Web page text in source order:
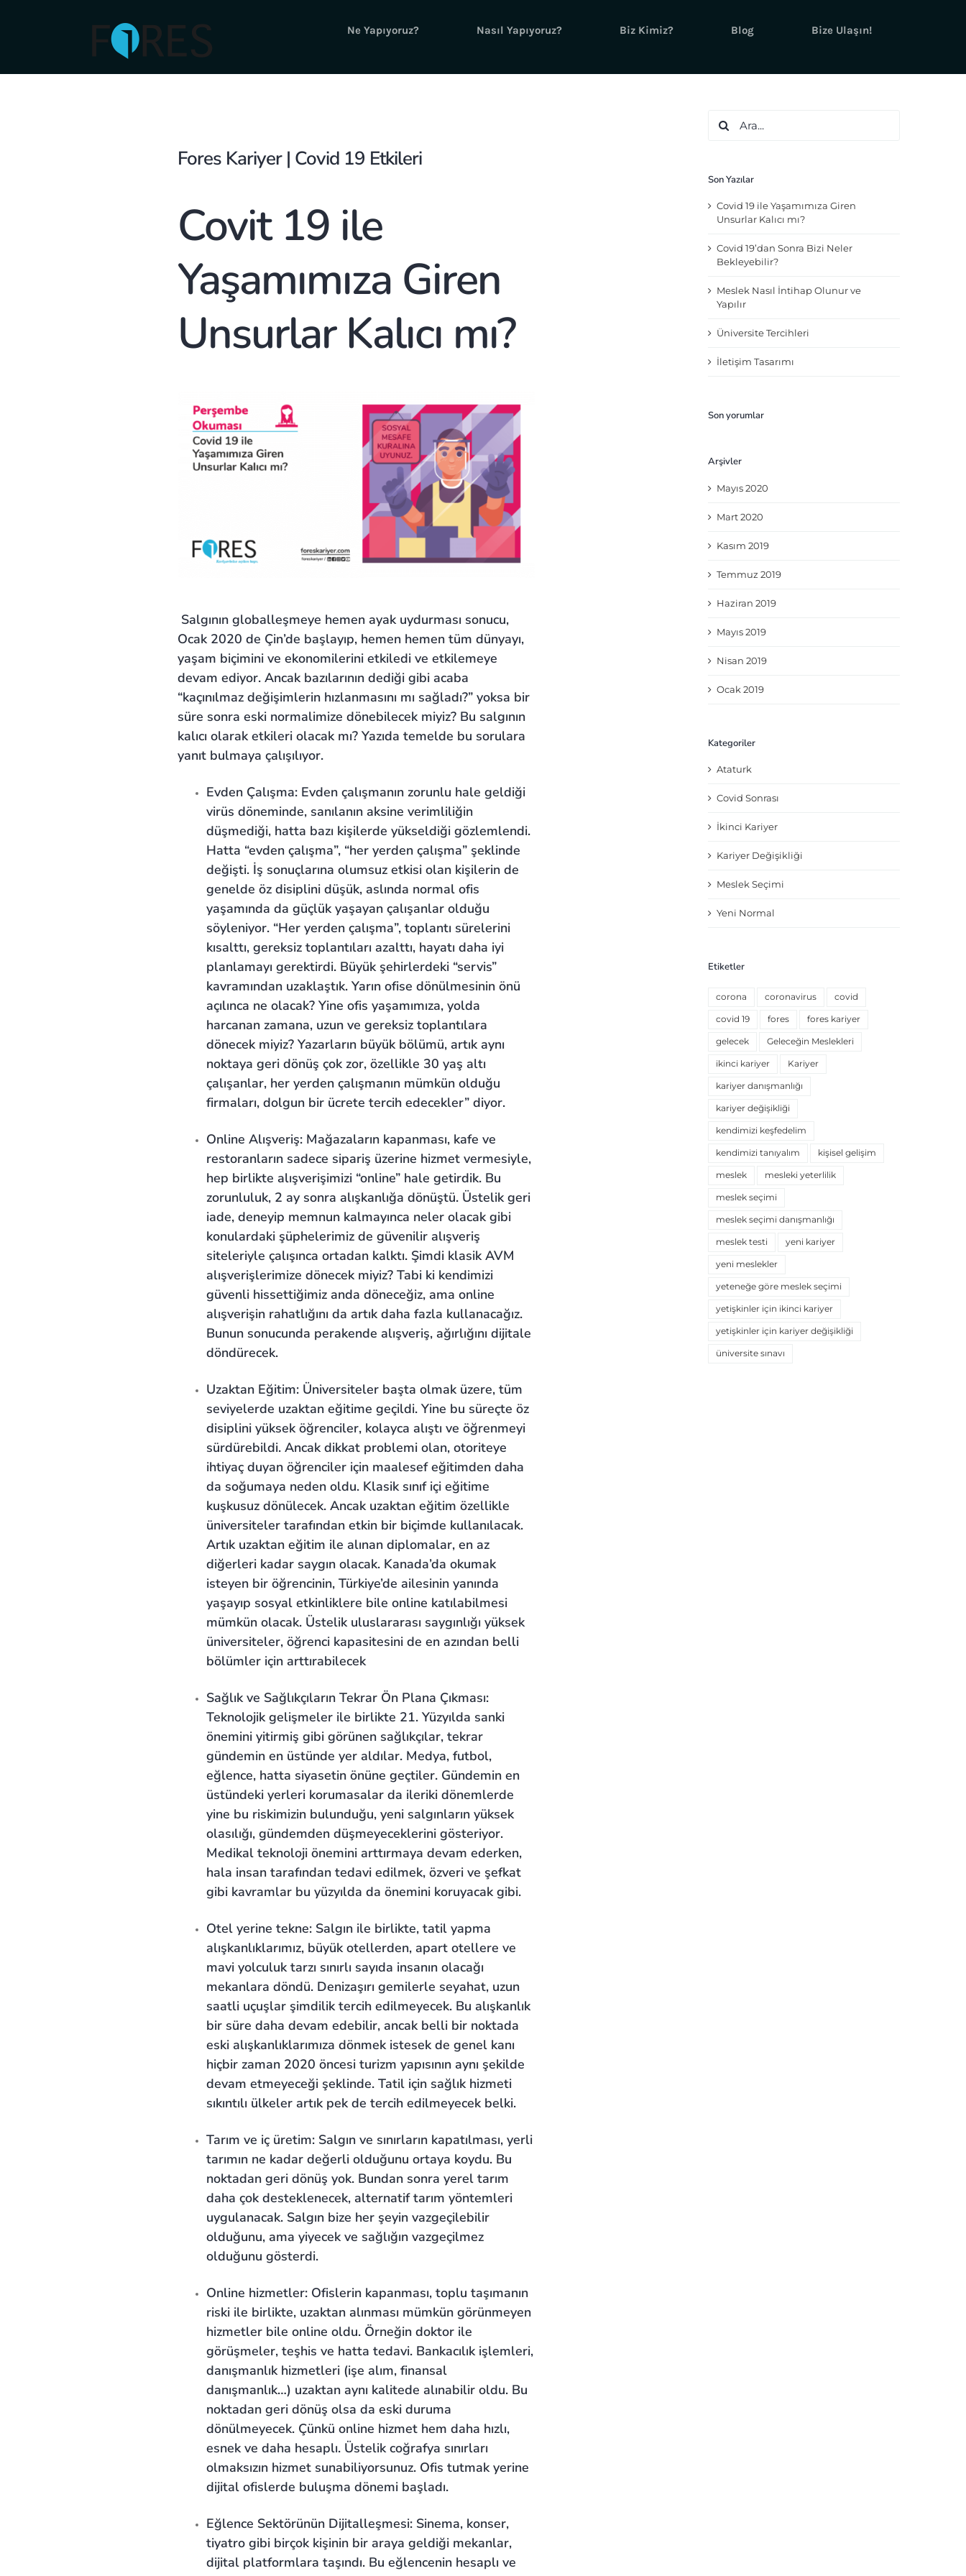
Ne Yapıyoruz? Nasıl Yapıyoruz? Biz Kimiz? Blog Bize Ulaşın!
Fores Kariyer | Covid 19 Etkileri
Covit 19 ile
Yaşamımıza Giren
Unsurlar Kalıcı mı?
Salgının globalleşmeye hemen ayak uydurması sonucu,
Ocak 2020 de Çin’de başlayıp, hemen hemen tüm dünyayı,
yaşam biçimini ve ekonomilerini etkiledi ve etkilemeye
devam ediyor. Ancak bazılarının dediği gibi acaba
“kaçınılmaz değişimlerin hızlanmasını mı sağladı?” yoksa bir
süre sonra eski normalimize dönebilecek miyiz? Bu salgının
kalıcı olarak etkileri olacak mı? Yazıda temelde bu sorulara
yanıt bulmaya çalışılıyor.
Evden Çalışma: Evden çalışmanın zorunlu hale geldiği
virüs döneminde, sanılanın aksine verimliliğin
düşmediği, hatta bazı kişilerde yükseldiği gözlemlendi.
Hatta “evden çalışma”, “her yerden çalışma” şeklinde
değişti. İş sonuçlarına olumsuz etkisi olan kişilerin de
genelde öz disiplini düşük, aslında normal ofis
yaşamında da güçlük yaşayan çalışanlar olduğu
söyleniyor. “Her yerden çalışma”, toplantı sürelerini
kısalttı, gereksiz toplantıları azalttı, hayatı daha iyi
planlamayı gerektirdi. Büyük şehirlerdeki “servis”
kavramından uzaklaştık. Yarın ofise dönülmesinin önü
açılınca ne olacak? Yine ofis yaşamımıza, yolda
harcanan zamana, uzun ve gereksiz toplantılara
dönecek miyiz? Yazarların büyük bölümü, artık aynı
noktaya geri dönüş çok zor, özellikle 30 yaş altı
çalışanlar, her yerden çalışmanın mümkün olduğu
firmaları, dolgun bir ücrete tercih edecekler” diyor.
Online Alışveriş: Mağazaların kapanması, kafe ve
restoranların sadece sipariş üzerine hizmet vermesiyle,
hep birlikte alışverişimizi “online” hale getirdik. Bu
zorunluluk, 2 ay sonra alışkanlığa dönüştü. Üstelik geri
iade, deneyip memnun kalmayınca neler olacak gibi
konulardaki şüphelerimiz de güvenilir alışveriş
siteleriyle çalışınca ortadan kalktı. Şimdi klasik AVM
alışverişlerimize dönecek miyiz? Tabi ki kendimizi
güvenli hissettiğimiz anda döneceğiz, ama online
alışverişin rahatlığını da artık daha fazla kullanacağız.
Bunun sonucunda perakende alışveriş, ağırlığını dijitale
döndürecek.
Uzaktan Eğitim: Üniversiteler başta olmak üzere, tüm
seviyelerde uzaktan eğitime geçildi. Yine bu süreçte öz
disiplini yüksek öğrenciler, kolayca alıştı ve öğrenmeyi
sürdürebildi. Ancak dikkat problemi olan, otoriteye
ihtiyaç duyan öğrenciler için maalesef eğitimden daha
da soğumaya neden oldu. Klasik sınıf içi eğitime
kuşkusuz dönülecek. Ancak uzaktan eğitim özellikle
üniversiteler tarafından etkin bir biçimde kullanılacak.
Artık uzaktan eğitim ile alınan diplomalar, en az
diğerleri kadar saygın olacak. Kanada’da okumak
isteyen bir öğrencinin, Türkiye’de ailesinin yanında
yaşayıp sosyal etkinliklere bile online katılabilmesi
mümkün olacak. Üstelik uluslararası saygınlığı yüksek
üniversiteler, öğrenci kapasitesini de en azından belli
bölümler için arttırabilecek
Sağlık ve Sağlıkçıların Tekrar Ön Plana Çıkması:
Teknolojik gelişmeler ile birlikte 21. Yüzyılda sanki
önemini yitirmiş gibi görünen sağlıkçılar, tekrar
gündemin en üstünde yer aldılar. Medya, futbol,
eğlence, hatta siyasetin önüne geçtiler. Gündemin en
üstündeki yerleri korumasalar da ileriki dönemlerde
yine bu riskimizin bulunduğu, yeni salgınların yüksek
olasılığı, gündemden düşmeyeceklerini gösteriyor.
Medikal teknoloji önemini arttırmaya devam ederken,
hala insan tarafından tedavi edilmek, özveri ve şefkat
gibi kavramlar bu yüzyılda da önemini koruyacak gibi.
Otel yerine tekne: Salgın ile birlikte, tatil yapma
alışkanlıklarımız, büyük otellerden, apart otellere ve
mavi yolculuk tarzı sınırlı sayıda insanın olacağı
mekanlara döndü. Denizaşırı gemilerle seyahat, uzun
saatli uçuşlar şimdilik tercih edilmeyecek. Bu alışkanlık
bir süre daha devam edebilir, ancak belli bir noktada
eski alışkanlıklarımıza dönmek istesek de genel kanı
hiçbir zaman 2020 öncesi turizm yapısının aynı şekilde
devam etmeyeceği şeklinde. Tatil için sağlık hizmeti
sıkıntılı ülkeler artık pek de tercih edilmeyecek belki.
Tarım ve iç üretim: Salgın ve sınırların kapatılması, yerli
tarımın ne kadar değerli olduğunu ortaya koydu. Bu
noktadan geri dönüş yok. Bundan sonra yerel tarım
daha çok desteklenecek, alternatif tarım yöntemleri
uygulanacak. Salgın bize her şeyin vazgeçilebilir
olduğunu, ama yiyecek ve sağlığın vazgeçilmez
olduğunu gösterdi.
Online hizmetler: Ofislerin kapanması, toplu taşımanın
riski ile birlikte, uzaktan alınması mümkün görünmeyen
hizmetler bile online oldu. Örneğin doktor ile
görüşmeler, teşhis ve hatta tedavi. Bankacılık işlemleri,
danışmanlık hizmetleri (işe alım, finansal
danışmanlık…) uzaktan aynı kalitede alınabilir oldu. Bu
noktadan geri dönüş olsa da eski duruma
dönülmeyecek. Çünkü online hizmet hem daha hızlı,
esnek ve daha hesaplı. Üstelik coğrafya sınırları
olmaksızın hizmet sunabiliyorsunuz. Ofis tutmak yerine
dijital ofislerde buluşma dönemi başladı.
Eğlence Sektörünün Dijitalleşmesi: Sinema, konser,
tiyatro gibi birçok kişinin bir araya geldiği mekanlar,
dijital platformlara taşındı. Bu eğlencenin hesaplı ve
Son Yazılar
Covid 19 ile Yaşamımıza Giren
Unsurlar Kalıcı mı?
Covid 19’dan Sonra Bizi Neler
Bekleyebilir?
Meslek Nasıl İntihap Olunur ve
Yapılır
Üniversite Tercihleri
İletişim Tasarımı
Son yorumlar
Arşivler
Mayıs 2020
Mart 2020
Kasım 2019
Temmuz 2019
Haziran 2019
Mayıs 2019
Nisan 2019
Ocak 2019
Kategoriler
Ataturk
Covid Sonrası
İkinci Kariyer
Kariyer Değişikliği
Meslek Seçimi
Yeni Normal
Etiketler
corona coronavirus covid
covid 19 fores fores kariyer
gelecek Geleceğin Meslekleri
ikinci kariyer Kariyer
kariyer danışmanlığı
kariyer değişikliği
kendimizi keşfedelim
kendimizi tanıyalım kişisel gelişim
meslek mesleki yeterlilik
meslek seçimi
meslek seçimi danışmanlığı
meslek testi yeni kariyer
yeni meslekler
yeteneğe göre meslek seçimi
yetişkinler için ikinci kariyer
yetişkinler için kariyer değişikliği
üniversite sınavı